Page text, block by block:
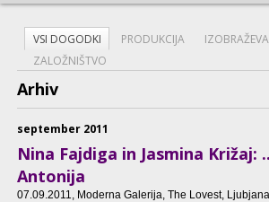
VSI DOGODKI PRODUKCIJA
ZALOŽNIŠTVO
Arhiv
september 2011
Nina Fajdiga in Jasmina Križaj:
Antonija
07.09.2011
, Moderna Galerija, The Lovest,